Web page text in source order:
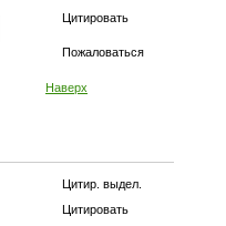
Цитировать
Пожаловаться
Наверх
Цитир. выдел.
Цитировать